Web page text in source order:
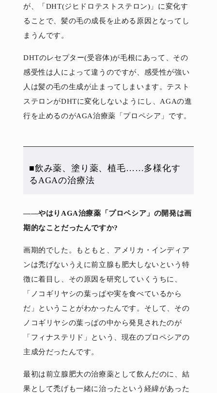
が、「DHT(ジヒドロテストステロン)」に変化す
ることで、髪の毛の成長を止める原因となってし
まうんです。
DHTのレセプター(受容体)が毛根にあって、その
感受性は人によって違うのですが、感受性が強い
人は髪の毛の生成が止まってしまいます。テスト
ステロンがDHTに変化しないようにし、AGAの進
行を止めるのがAGA治療薬「プロペシア」です。
■飲み薬、塗り薬、植毛……多様化す
るAGAの治療法
――やはりAGA治療薬「プロペシア」の開発は画
期的なことだったんですか?
画期的でした。もともと、アメリカ・インディア
ンは禿げないうえに前立腺も肥大しないという特
徴に着目し、その原因を研究していくうちに、
「ノコギリヤシの葉っぱや実を食べているから
だ」ということがわかったんです。そして、その
ノコギリヤシの葉っぱの中から発見されたのが
「フィナステリド」という、現在のプロペシアの
主成分だったんです。
最初は前立腺肥大の治療薬として飲んだのに、結
果として禿げも一緒に治ったという経緯があった